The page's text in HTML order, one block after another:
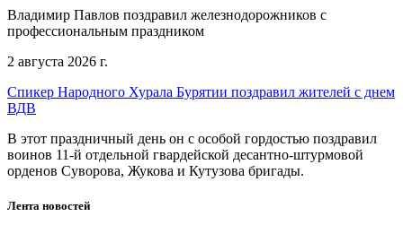
Владимир Павлов поздравил железнодорожников с
профессиональным праздником
2 августа 2026 г.
Спикер Народного Хурала Бурятии поздравил жителей с днем
ВДВ
В этот праздничный день он с особой гордостью поздравил
воинов 11-й отдельной гвардейской десантно-штурмовой
орденов Суворова, Жукова и Кутузова бригады.
Лента новостей